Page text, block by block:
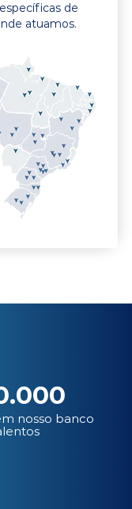
de
atuamos.
nosso banco